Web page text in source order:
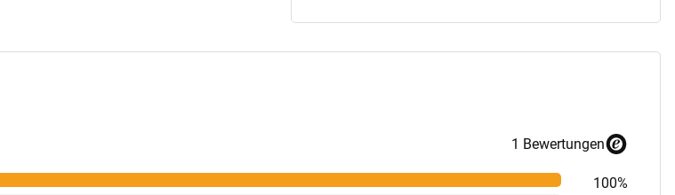
1 Bewertungen
100%